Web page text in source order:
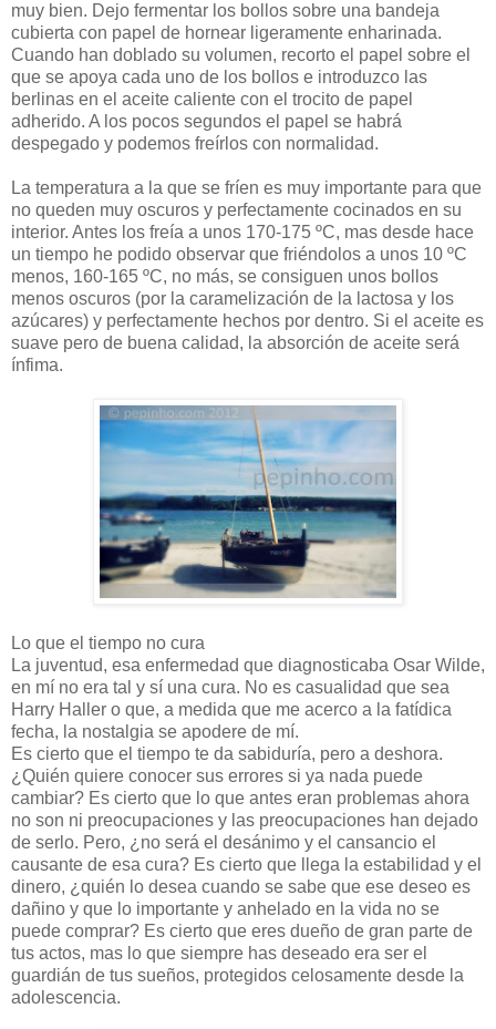
muy bien. Dejo fermentar los bollos sobre una bandeja
cubierta con papel de hornear ligeramente enharinada.
Cuando han doblado su volumen, recorto el papel sobre el
que se apoya cada uno de los bollos e introduzco las
berlinas en el aceite caliente con el trocito de papel
adherido. A los pocos segundos el papel se habrá
despegado y podemos freírlos con normalidad.
La temperatura a la que se fríen es muy importante para que
no queden muy oscuros y perfectamente cocinados en su
interior. Antes los freía a unos 170-175 ºC, mas desde hace
un tiempo he podido observar que friéndolos a unos 10 ºC
menos, 160-165 ºC, no más, se consiguen unos bollos
menos oscuros (por la caramelización de la lactosa y los
azúcares) y perfectamente hechos por dentro. Si el aceite es
suave pero de buena calidad, la absorción de aceite será
ínfima.
Lo que el tiempo no cura
La juventud, esa enfermedad que diagnosticaba Osar Wilde,
en mí no era tal y sí una cura. No es casualidad que sea
Harry Haller o que, a medida que me acerco a la fatídica
fecha, la nostalgia se apodere de mí.
Es cierto que el tiempo te da sabiduría, pero a deshora.
¿Quién quiere conocer sus errores si ya nada puede
cambiar? Es cierto que lo que antes eran problemas ahora
no son ni preocupaciones y las preocupaciones han dejado
de serlo. Pero, ¿no será el desánimo y el cansancio el
causante de esa cura? Es cierto que llega la estabilidad y el
dinero, ¿quién lo desea cuando se sabe que ese deseo es
dañino y que lo importante y anhelado en la vida no se
puede comprar? Es cierto que eres dueño de gran parte de
tus actos, mas lo que siempre has deseado era ser el
guardián de tus sueños, protegidos celosamente desde la
adolescencia.